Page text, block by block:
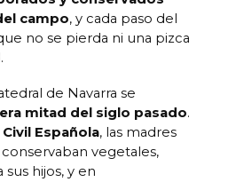
campo, y cada paso del
no se pierda ni una pizca
de Navarra se
mitad del siglo pasado.
Española, las madres
vegetales,
sus hijos, y en